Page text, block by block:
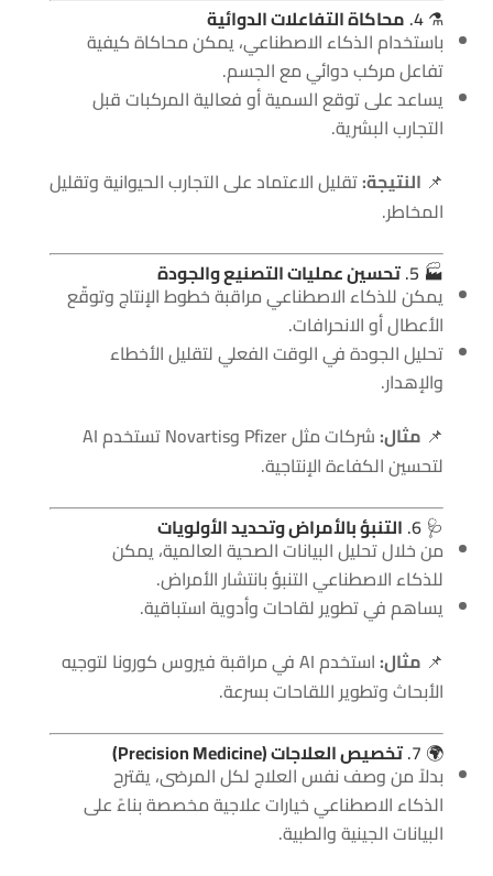
⚗️ 4.
محاكاة التفاعلات الدوائية
باستخدام الذكاء الاصطناعي، يمكن محاكاة كيفية
تفاعل مركب دوائي مع الجسم.
يساعد على توقع السمية أو فعالية المركبات قبل
التجارب البشرية.
📌 النتيجة:تقليل الاعتماد على التجارب الحيوانية وتقليل
المخاطر.
🏭 5.
تحسين عمليات التصنيع والجودة
يمكن للذكاء الاصطناعي مراقبة خطوط الإنتاج وتوقّع
الأعطال أو الانحرافات.
تحليل الجودة في الوقت الفعلي لتقليل الأخطاء
والإهدار.
📌 مثال:
شركات مثل Pfizer وNovartis تستخدم AI
لتحسين الكفاءة الإنتاجية.
🩺 6.
التنبؤ بالأمراض وتحديد الأولويات
من خلال تحليل البيانات الصحية العالمية، يمكن
للذكاء الاصطناعي التنبؤ بانتشار الأمراض.
يساهم في تطوير لقاحات وأدوية استباقية.
📌 مثال:
استخدم AI في مراقبة فيروس كورونا لتوجيه
الأبحاث وتطوير اللقاحات بسرعة.
🌍 7.
تخصيص العلاجات (Precision Medicine)
بدلاً من وصف نفس العلاج لكل المرضى، يقترح
الذكاء الاصطناعي خيارات علاجية مخصصة بناءً على
البيانات الجينية والطبية.